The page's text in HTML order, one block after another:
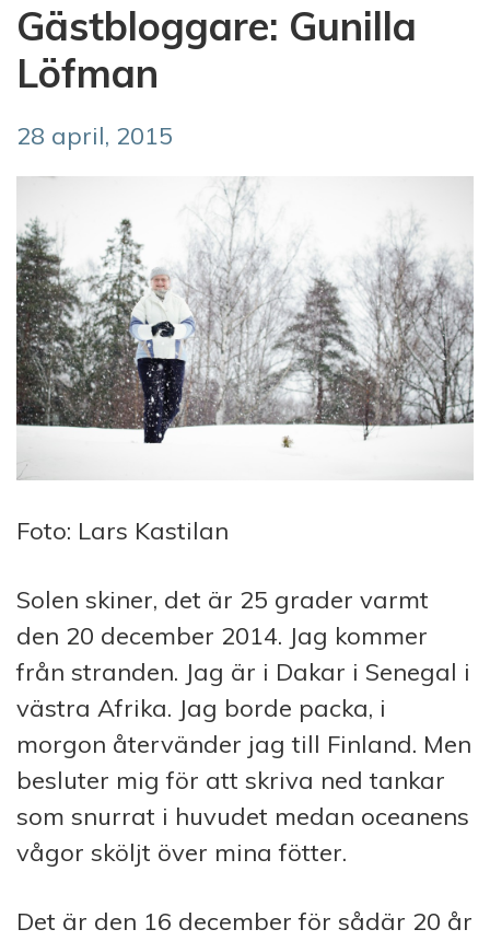
Gästbloggare: Gunilla
Löfman
28 april, 2015
Foto: Lars Kastilan
Solen skiner, det är 25 grader varmt
den 20 december 2014. Jag kommer
från stranden. Jag är i Dakar i Senegal i
västra Afrika. Jag borde packa, i
morgon återvänder jag till Finland. Men
besluter mig för att skriva ned tankar
som snurrat i huvudet medan oceanens
vågor sköljt över mina fötter.
Det är den 16 december för sådär 20 år